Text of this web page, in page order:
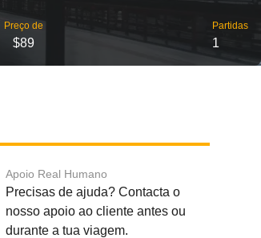
Preço de
$89
Partidas
1
Apoio Real Humano
Precisas de ajuda? Contacta o
nosso apoio ao cliente antes ou
durante a tua viagem.